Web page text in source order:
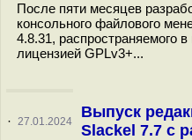
После пяти месяцев
консольного файлового
4.8.31, распространяемого
лицензией GPLv3+...
· 27.01.2024
Выпуск
Slackel 7.7 с